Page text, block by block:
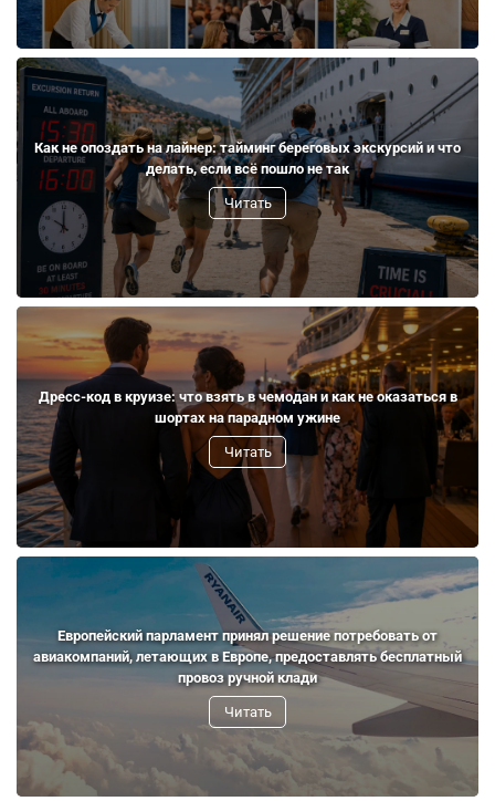
Как не опоздать на лайнер: тайминг береговых экскурсий и что
делать, если всё пошло не так
Читать
Дресс-код в круизе: что взять в чемодан и как не оказаться в
шортах на парадном ужине
Читать
Европейский парламент принял решение потребовать от
авиакомпаний, летающих в Европе, предоставлять бесплатный
провоз ручной клади
Читать